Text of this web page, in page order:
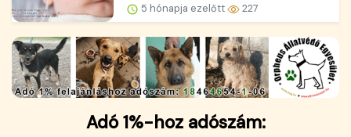
5 hónapja ezelőtt 227
Adó 1%-hoz adószám: